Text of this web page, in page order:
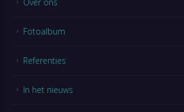
Fotoalbum
Referenties
In het nieuws